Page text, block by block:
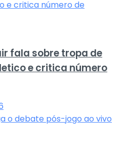
fala sobre tropa de
e critica número